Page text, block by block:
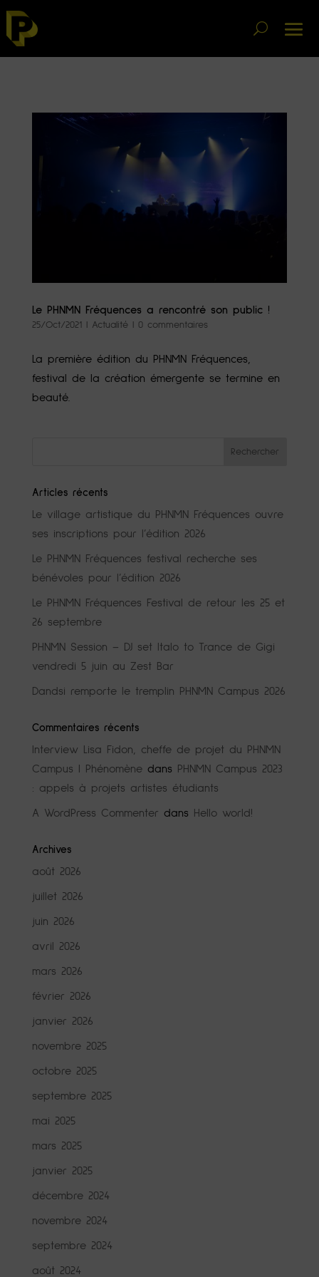
Le PHNMN Fréquences a rencontré son public !
25/Oct/2021 Actualité| 0 commentaires
La première édition du PHNMN Fréquences,
festival de la création émergente se termine en
beauté.
Articles récents
Le village artistique du PHNMN Fréquences ouvre
ses inscriptions pour l’édition 2026
Le PHNMN Fréquences festival recherche ses
bénévoles pour l’édition 2026
Le PHNMN Fréquences Festival de retour les 25 et
26 septembre
PHNMN Session – DJ set Italo to Trance de Gigi
vendredi 5 juin au Zest Bar
Dandsi remporte le tremplin PHNMN Campus 2026
Commentaires récents
Interview Lisa Fidon, cheffe de projet du PHNMN
Campus | Phénomènedans
PHNMN Campus 2023
: appels à projets artistes étudiants
A WordPress Commenter dans Hello world!
Archives
août 2026
juillet 2026
juin 2026
avril 2026
mars 2026
février 2026
janvier 2026
novembre 2025
octobre 2025
septembre 2025
mai 2025
mars 2025
janvier 2025
décembre 2024
novembre 2024
septembre 2024
août 2024